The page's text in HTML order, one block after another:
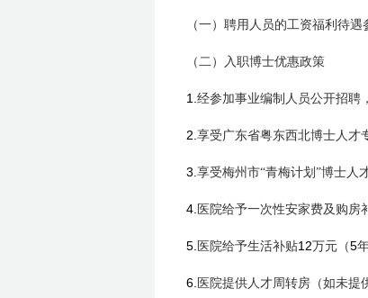
（一）聘用人员的工资福利待
（二）入职博士优惠政策
1. 经参加事业编制人员公开招聘
2. 享受广东省粤东西北博士人才
3. 享受梅州市“青梅计划”博士人
4. 医院给予一次性安家费及购房
5. 医院给予生活补贴12万元（5
6. 医院提供人才周转房（如未提